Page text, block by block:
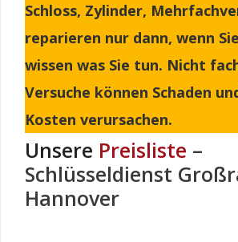
Schloss, Zylinder,
reparieren nur dann, wenn
wissen was Sie tun. Nicht
Versuche können Schaden
Kosten verursachen.
Unsere Preisliste –
Schlüsseldienst
Hannover